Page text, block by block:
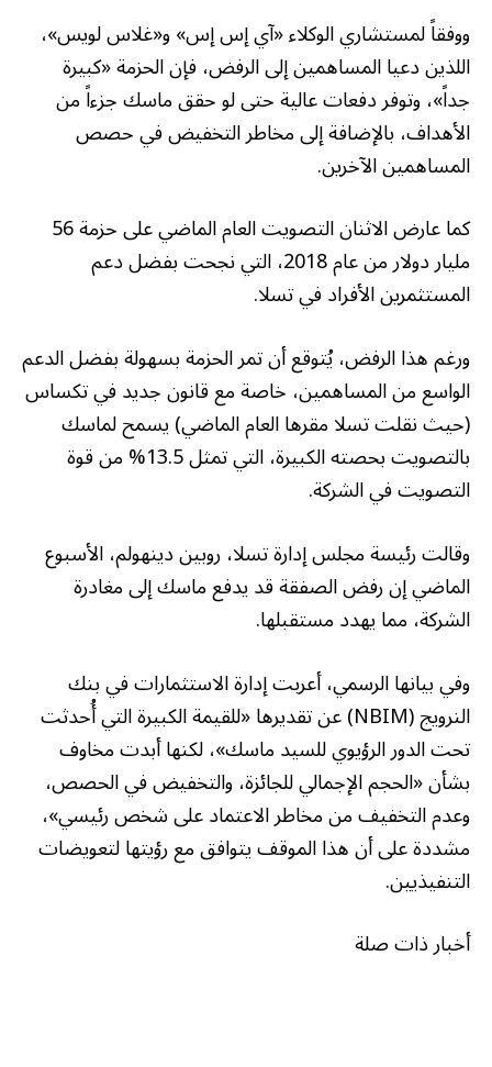
ووفقاً لمستشاري الوكلاء «آي إس إس» و«غلاس لويس»،
اللذين دعيا المساهمين إلى الرفض، فإن الحزمة «كبيرة
جداً»، وتوفر دفعات عالية حتى لو حقق ماسك جزءاً من
الأهداف، بالإضافة إلى مخاطر التخفيض في حصص
المساهمين الآخرين.
كما عارض الاثنان التصويت العام الماضي على حزمة 56
مليار دولار من عام 2018، التي نجحت بفضل دعم
المستثمرين الأفراد في تسلا.
ورغم هذا الرفض، يُتوقع أن تمر الحزمة بسهولة بفضل الدعم
الواسع من المساهمين، خاصة مع قانون جديد في تكساس
(حيث نقلت تسلا مقرها العام الماضي) يسمح لماسك
بالتصويت بحصته الكبيرة، التي تمثل 13.5% من قوة
التصويت في الشركة.
وقالت رئيسة مجلس إدارة تسلا، روبين دينهولم، الأسبوع
الماضي إن رفض الصفقة قد يدفع ماسك إلى مغادرة
الشركة، مما يهدد مستقبلها.
وفي بيانها الرسمي، أعربت إدارة الاستثمارات في بنك
النرويج (NBIM) عن تقديرها «للقيمة الكبيرة التي أُحدثت
تحت الدور الرؤيوي للسيد ماسك»، لكنها أبدت مخاوف
بشأن «الحجم الإجمالي للجائزة، والتخفيض في الحصص،
وعدم التخفيف من مخاطر الاعتماد على شخص رئيسي»،
مشددة على أن هذا الموقف يتوافق مع رؤيتها لتعويضات
التنفيذيين.
أخبار ذات صلة